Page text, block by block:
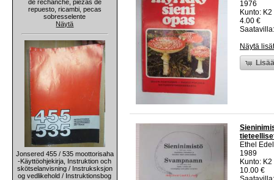
de rechanche, piezas de
repuesto, ricambi, pecas
sobresselente
Näytä
Jonsered 455 / 535 moottorisaha
-Käyttöohjekirja, Instruktion och
skötselanvisning / Instruksksjon
og vedlikehold / Instruktionsbog
1976
Kunto:
4.00 €
Näytä
Ethel
1989
Kunto:
10.00 €